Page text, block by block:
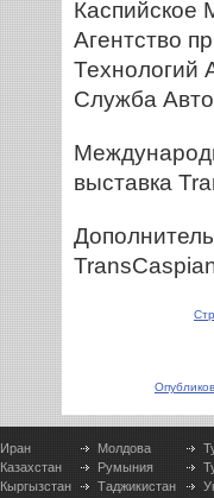
Каспийское
Агентство
Технологий
Служба
выставка
Иран
Казахстан
Кыргызстан
Молдова
Румыния
Таджикистан